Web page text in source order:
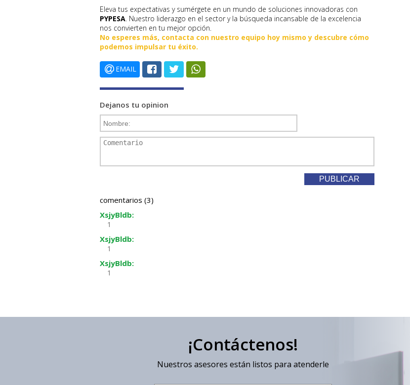
Eleva tus expectativas y sumérgete en un mundo de soluciones innovadoras con
PYPESA. Nuestro liderazgo en el sector y la búsqueda incansable de la excelencia
nos convierten en tu mejor opción.
No esperes más, contacta con nuestro equipo hoy mismo y descubre cómo
podemos impulsar tu éxito.
EMAIL
Dejanos tu opinion
comentarios (3)
XsjyBldb:
1
XsjyBldb:
1
XsjyBldb:
1
¡Contáctenos!
Nuestros asesores están listos para atenderle